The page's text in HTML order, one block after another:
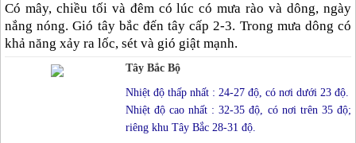
Có mây, chiều tối và đêm có lúc có mưa rào và dông, ngày
nắng nóng. Gió tây bắc đến tây cấp 2-3. Trong mưa dông có
khả năng xảy ra lốc, sét và gió giật mạnh.
Tây Bắc Bộ
Nhiệt độ thấp nhất : 24-27 độ, có nơi dưới 23 độ.
Nhiệt độ cao nhất : 32-35 độ, có nơi trên 35 độ;
riêng khu Tây Bắc 28-31 độ.